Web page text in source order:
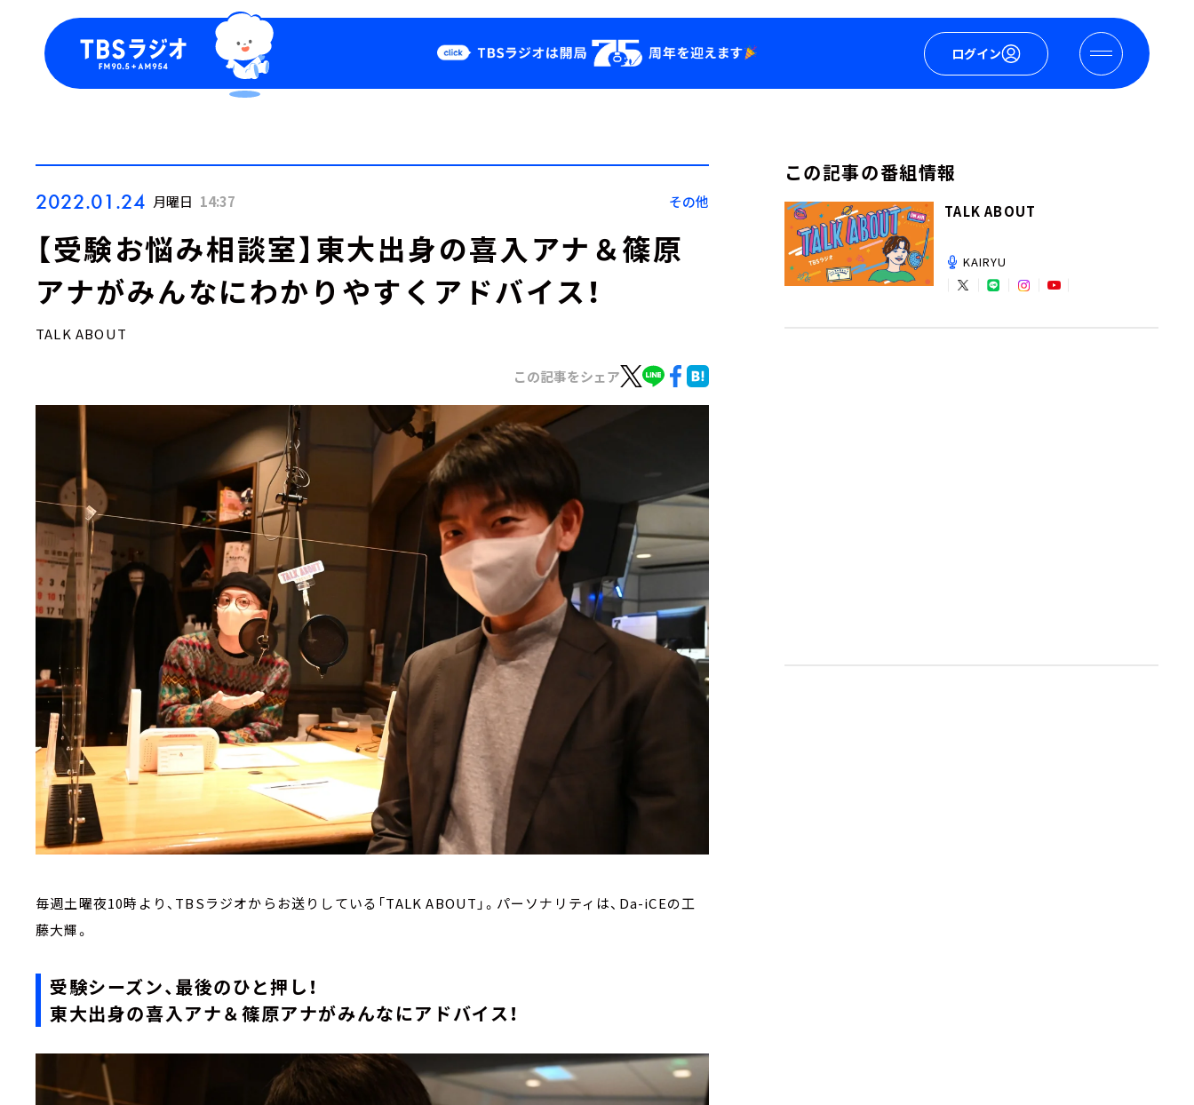
ログイン
Podcast
YouTube
2022.01.24 月曜日 14:37 その他
【受験お悩み相談室】東大出身の喜入アナ＆篠原
アナがみんなにわかりやすくアドバイス！
TALK ABOUT
この記事をシェア
毎週土曜夜10時より、TBSラジオからお送りしている「TALK ABOUT」。パーソナリティは、Da-iCEの工
藤大輝。
受験シーズン、最後のひと押し！
東大出身の喜入アナ＆篠原アナがみんなにアドバイス！
この記事の番組情報
TALK ABOUT
KAIRYU